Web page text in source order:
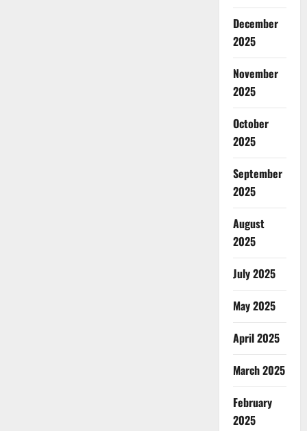
December
2025
November
2025
October
2025
September
2025
August
2025
July 2025
May 2025
April 2025
March 2025
February
2025